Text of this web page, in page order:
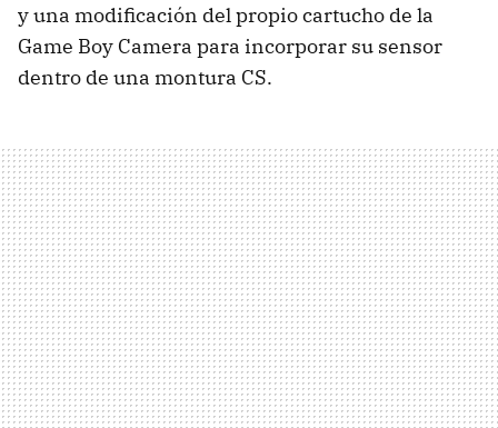
y una modificación del propio cartucho de la
Game Boy Camera para incorporar su sensor
dentro de una montura CS.